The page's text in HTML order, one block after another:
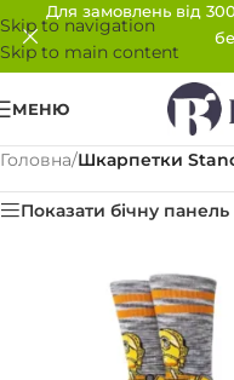
Skip to navigation
Skip to main content
Для замовлень від
МЕНЮ
Головна/Шкарпетки
Показати бічну панель